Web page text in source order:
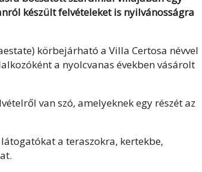
készült felvételeket is nyilvánosságra
körbejárható a Villa Certosa névvel
a nyolcvanas években vásárolt
van szó, amelyeknek egy részét az
a teraszokra, kertekbe,